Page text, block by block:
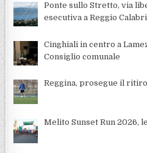
Ponte sullo Stretto, via
esecutiva a Reggio
Cinghiali in centro a
Consiglio comunale
Reggina, prosegue il
Melito Sunset Run 2026,